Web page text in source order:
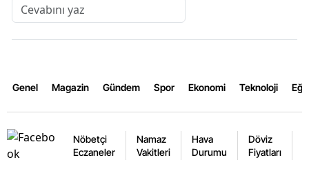
Genel Magazin Gündem Spor Ekonomi Teknoloji
Nöbetçi
Eczaneler
Namaz
Vakitleri
Hava
Durumu
Döviz
Fiyatları